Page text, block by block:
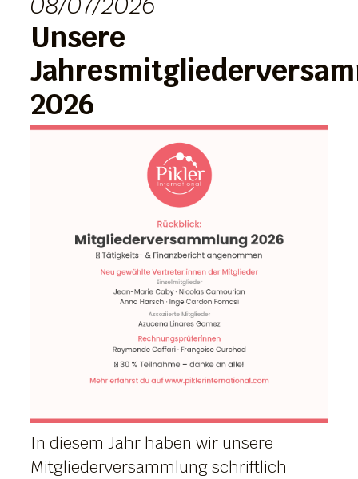
Unsere
2026
In diesem Jahr haben wir unsere
Mitgliederversammlung schriftlich